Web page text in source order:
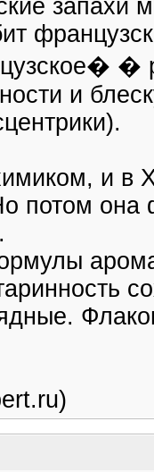
запахи
�
и
и в
потом она